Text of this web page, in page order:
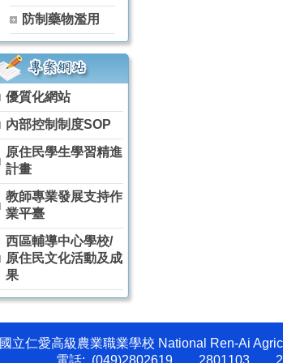
【115學年度升學榜單】恭喜 茶葉技術科 林天賦【獨
【115學年度升學榜單】恭喜 茶葉技術科 黃冠宇【獨
【115學年度升學榜單】恭喜 空間測繪科 賈芳伊【獨招
【115學年度升學榜單】恭喜 觀光事業科 林侑宏【甄審
115年全國中等學校運動會 高女組軟式網球雙打(林雨柔
狂賀～本校原舞社參加114學年度全國學生舞蹈比賽決
狂賀～114學年度 全國農業類技藝競賽 農場經營職種 農
狂賀～114學年度 全國家事技藝競賽 膳食製作職種 家政
狂賀～114學年度 全國家事技藝競賽 膳食製作職種 家
狂賀～本校原舞社 參加 114學年度全國學生舞蹈比賽南
狂賀～恭喜 農經科 阮卡娜、陳詠巡、馬昱仁、徐孟佐
狂賀～恭喜 農經科 林宏睿、林彥丞、吳秉原 參加2025
賀!!!農經科榮獲114年高中以下食農教育教案競賽科技樂
賀!!!本校農經科教師團隊榮獲114年杏壇芬芳獎(團體組)
防制藥物濫用
優質化網站
內部控制制度SOP
原住民學生學習精進
計畫
教師專業發展支持作
業平臺
西區輔導中心學校/
原住民文化活動及成
果
國立仁愛高級農業職業學校 National Ren-Ai
電話: (049)2802619 、 2801103 、